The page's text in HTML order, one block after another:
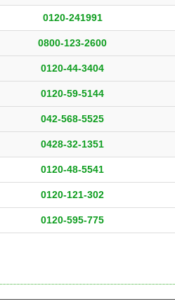
0120-241991
0800-123-2600
0120-44-3404
0120-59-5144
042-568-5525
0428-32-1351
0120-48-5541
0120-121-302
0120-595-775